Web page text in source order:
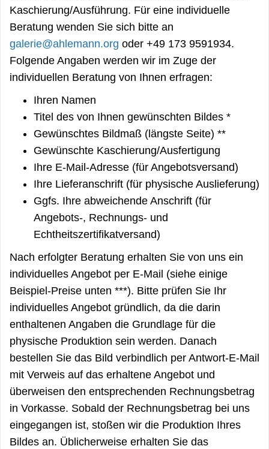
Kaschierung/Ausführung. Für eine individuelle
Beratung wenden Sie sich bitte an
galerie@ahlemann.org oder +49 173 9591934.
Folgende Angaben werden wir im Zuge der
individuellen Beratung von Ihnen erfragen:
Ihren Namen
Titel des von Ihnen gewünschten Bildes *
Gewünschtes Bildmaß (längste Seite) **
Gewünschte Kaschierung/Ausfertigung
Ihre E-Mail-Adresse (für Angebotsversand)
Ihre Lieferanschrift (für physische Auslieferung)
Ggfs. Ihre abweichende Anschrift (für
Angebots-, Rechnungs- und
Echtheitszertifikatversand)
Nach erfolgter Beratung erhalten Sie von uns ein
individuelles Angebot per E-Mail (siehe einige
Beispiel-Preise unten ***). Bitte prüfen Sie Ihr
individuelles Angebot gründlich, da die darin
enthaltenen Angaben die Grundlage für die
physische Produktion sein werden. Danach
bestellen Sie das Bild verbindlich per Antwort-E-Mail
mit Verweis auf das erhaltene Angebot und
überweisen den entsprechenden Rechnungsbetrag
in Vorkasse. Sobald der Rechnungsbetrag bei uns
eingegangen ist, stoßen wir die Produktion Ihres
Bildes an. Üblicherweise erhalten Sie das